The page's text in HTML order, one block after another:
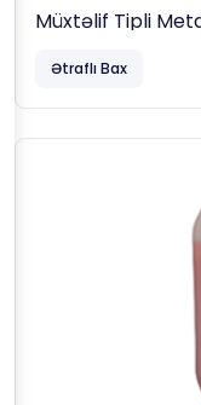
Müxtəlif Tipli
Ətraflı Bax